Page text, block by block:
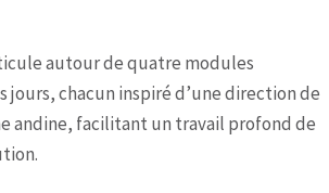
autour de quatre modules
jours, chacun inspiré d’une direction de
andine, facilitant un travail profond de